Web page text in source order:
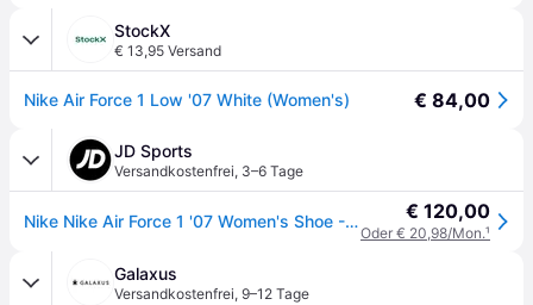
StockX
€ 13,95 Versand
Nike Air Force 1 Low '07 White (Women's) € 84,00
JD Sports
Versandkostenfrei, 3–6 Tage
Nike Nike Air Force 1 '07 Women's Shoe - Weiss - Womens, Weiss - 40.5 € 120,00
Oder € 20,98/Mon.¹
Galaxus
Versandkostenfrei, 9–12 Tage